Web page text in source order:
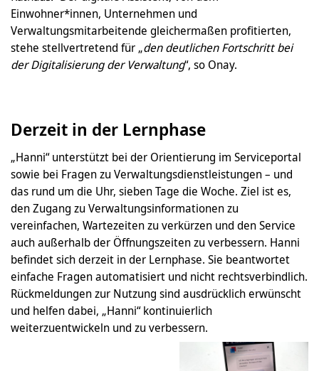
Einwohner*innen, Unternehmen und
Verwaltungsmitarbeitende gleichermaßen profitierten,
stehe stellvertretend für „den deutlichen Fortschritt bei
der Digitalisierung der Verwaltung“, so Onay.
Derzeit in der Lernphase
„Hanni“ unterstützt bei der Orientierung im Serviceportal
sowie bei Fragen zu Verwaltungsdienstleistungen – und
das rund um die Uhr, sieben Tage die Woche. Ziel ist es,
den Zugang zu Verwaltungsinformationen zu
vereinfachen, Wartezeiten zu verkürzen und den Service
auch außerhalb der Öffnungszeiten zu verbessern. Hanni
befindet sich derzeit in der Lernphase. Sie beantwortet
einfache Fragen automatisiert und nicht rechtsverbindlich.
Rückmeldungen zur Nutzung sind ausdrücklich erwünscht
und helfen dabei, „Hanni“ kontinuierlich
weiterzuentwickeln und zu verbessern.